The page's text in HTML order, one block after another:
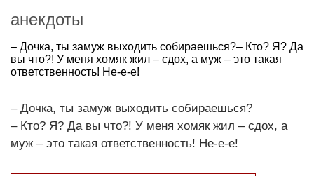
анекдоты
– Дочка, ты замуж выходить собираешься?– Кто? Я? Да
вы что?! У меня хомяк жил – сдох, а муж – это такая
ответственность! Не-е-е!
– Дочка, ты замуж выходить собираешься?
– Кто? Я? Да вы что?! У меня хомяк жил – сдох, а
муж – это такая ответственность! Не-е-е!